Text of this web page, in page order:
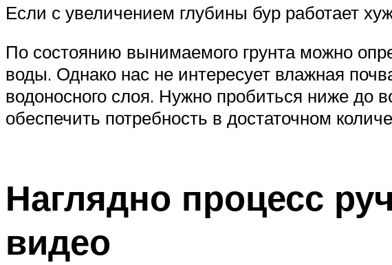
Если с увеличением глубины бур работает
По состоянию вынимаемого грунта можно
воды. Однако нас не интересует влажная
водоносного слоя. Нужно пробиться ниже до
обеспечить потребность в достаточном
Наглядно процесс
видео